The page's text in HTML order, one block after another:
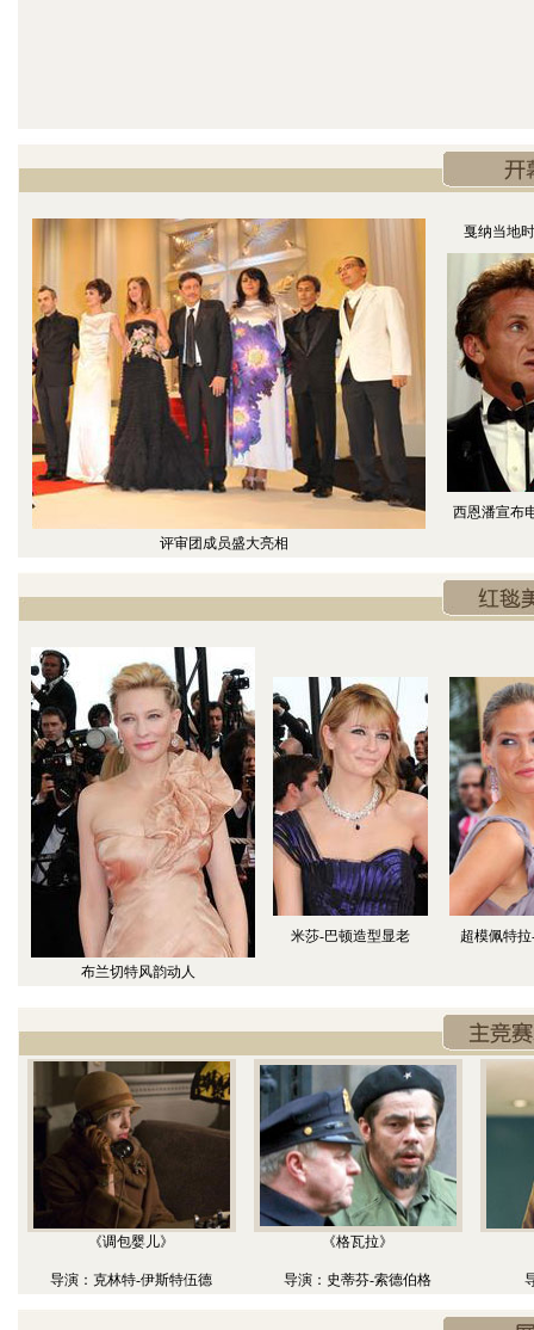
戛纳当地
西恩潘宣布
评审团成员盛大亮相
米莎-巴顿造型显老 超模佩特
布兰切特风韵动人
《调包婴儿》
导演：克林特-伊斯特伍德
《格瓦拉》
导演：史蒂芬-索德伯格